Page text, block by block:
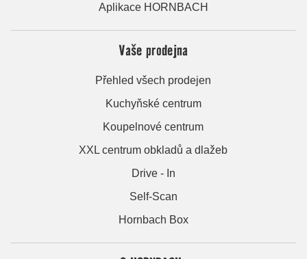
Aplikace HORNBACH
Vaše prodejna
Přehled všech prodejen
Kuchyňské centrum
Koupelnové centrum
XXL centrum obkladů a dlažeb
Drive - In
Self-Scan
Hornbach Box